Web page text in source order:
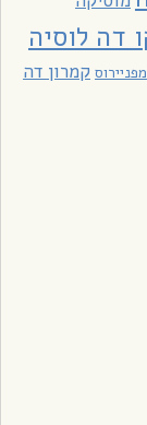
דה לוסיה
קמרון דה